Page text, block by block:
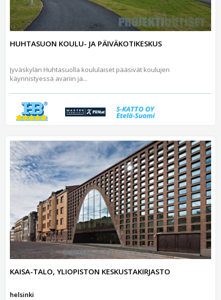
HUHTASUON KOULU- JA PÄIVÄKOTIKESKUS
Jyväskylän Huhtasuolla koululaiset pääsivät koulujen
käynnistyessä avariin ja...
KAISA-TALO, YLIOPISTON KESKUSTAKIRJASTO
helsinki